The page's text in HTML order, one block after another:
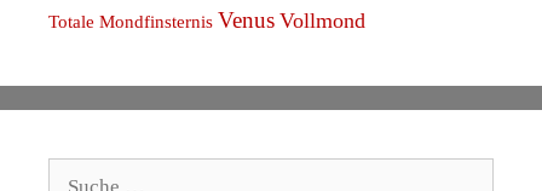
Totale Mondfinsternis Venus Vollmond